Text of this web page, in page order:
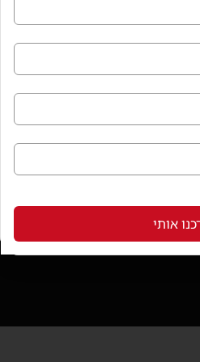
חדש)
(נפתח בחלון חדש)
אותי